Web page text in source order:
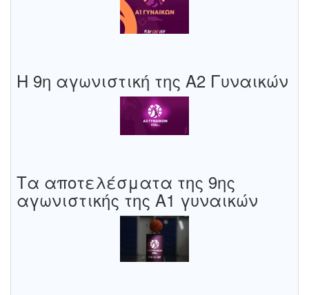
Η 9η αγωνιστική της Α2 Γυναικών
Τα αποτελέσματα της 9ης
αγωνιστικής της Α1 γυναικών